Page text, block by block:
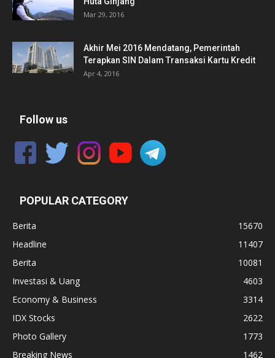
Mar 29, 2016
Akhir Mei 2016 Mendatang, Pemerintah
Terapkan SIN Dalam Transaksi Kartu Kredit
Apr 4, 2016
Follow us
POPULAR CATEGORY
Berita
15670
Headline
11407
Berita
10081
Investasi & Uang
4603
Economy & Business
3314
IDX Stocks
2622
Photo Gallery
1773
Breaking News
1462